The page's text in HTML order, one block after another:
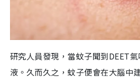
研究人員發現，當蚊子聞到DEET
液。久而久之，蚊子便會在大腦中